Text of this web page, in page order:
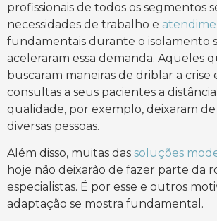
profissionais de todos os segmentos
necessidades de trabalho e
fundamentais durante o isolamento
aceleraram essa demanda. Aqueles
buscaram maneiras de driblar a crise
consultas a seus pacientes a
qualidade, por exemplo, deixaram
diversas pessoas.
Além disso, muitas das soluções
hoje não deixarão de fazer parte da
especialistas. É por esse e outros
adaptação se mostra fundamental.